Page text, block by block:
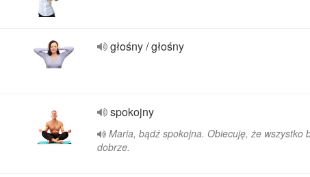
głośny / głośny
spokojny
Maria, bądź spokojna. Obiecuję, że wszystko
dobrze.